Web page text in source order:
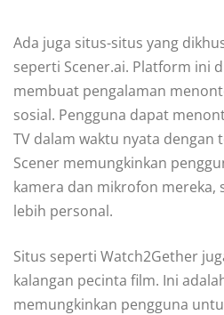
Ada juga situs-situs yang
seperti Scener.ai. Platform ini
membuat pengalaman
sosial. Pengguna dapat
TV dalam waktu nyata dengan
Scener memungkinkan
kamera dan mikrofon mereka,
lebih personal.
Situs seperti Watch2Gether
kalangan pecinta film. Ini
memungkinkan pengguna